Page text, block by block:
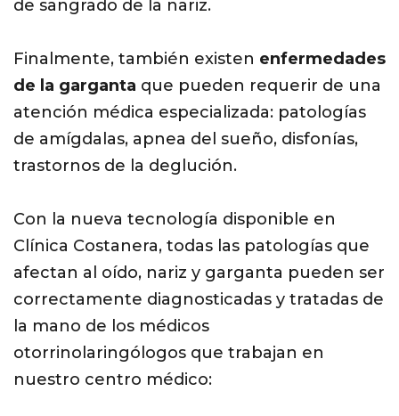
de sangrado de la nariz.
Finalmente, también existen enfermedades
de la garganta que pueden requerir de una
atención médica especializada: patologías
de amígdalas, apnea del sueño, disfonías,
trastornos de la deglución.
Con la nueva tecnología disponible en
Clínica Costanera, todas las patologías que
afectan al oído, nariz y garganta pueden ser
correctamente diagnosticadas y tratadas de
la mano de los médicos
otorrinolaringólogos que trabajan en
nuestro centro médico: